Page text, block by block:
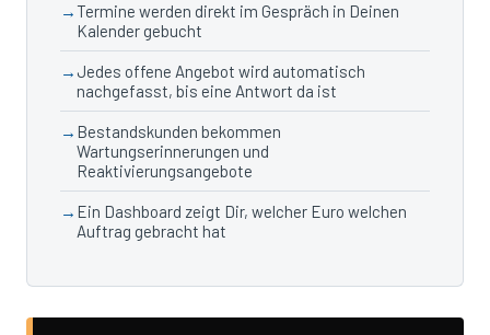
Termine werden direkt im Gespräch in Deinen
Kalender gebucht
Jedes offene Angebot wird automatisch
nachgefasst, bis eine Antwort da ist
Bestandskunden bekommen
Wartungserinnerungen und
Reaktivierungsangebote
Ein Dashboard zeigt Dir, welcher Euro welchen
Auftrag gebracht hat